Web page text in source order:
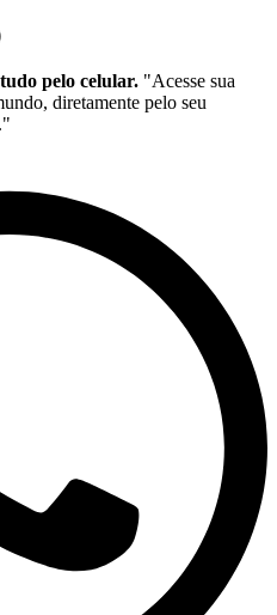
pelo celular. "Acesse sua
diretamente pelo seu